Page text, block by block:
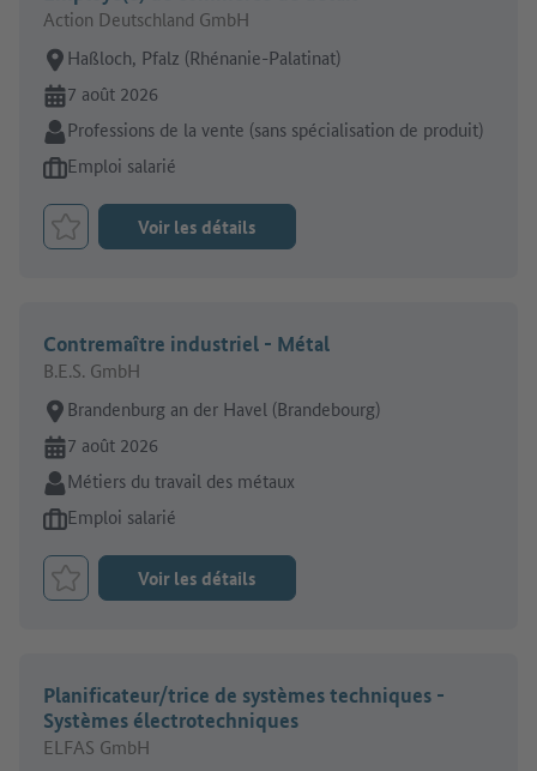
Action Deutschland GmbH
Lieu de travail:
Haßloch, Pfalz (Rhénanie-Palatinat)
En ligne depuis:
7 août 2026
Secteur:
Professions de la vente (sans spécialisation de produit)
Type d'offre d'emploi:
Emploi salarié
Retenir le job
Voir les détails
Contremaître industriel - Métal
B.E.S. GmbH
Lieu de travail:
Brandenburg an der Havel (Brandebourg)
En ligne depuis:
7 août 2026
Secteur:
Métiers du travail des métaux
Type d'offre d'emploi:
Emploi salarié
Retenir le job
Voir les détails
Planificateur/trice de systèmes techniques -
Systèmes électrotechniques
ELFAS GmbH